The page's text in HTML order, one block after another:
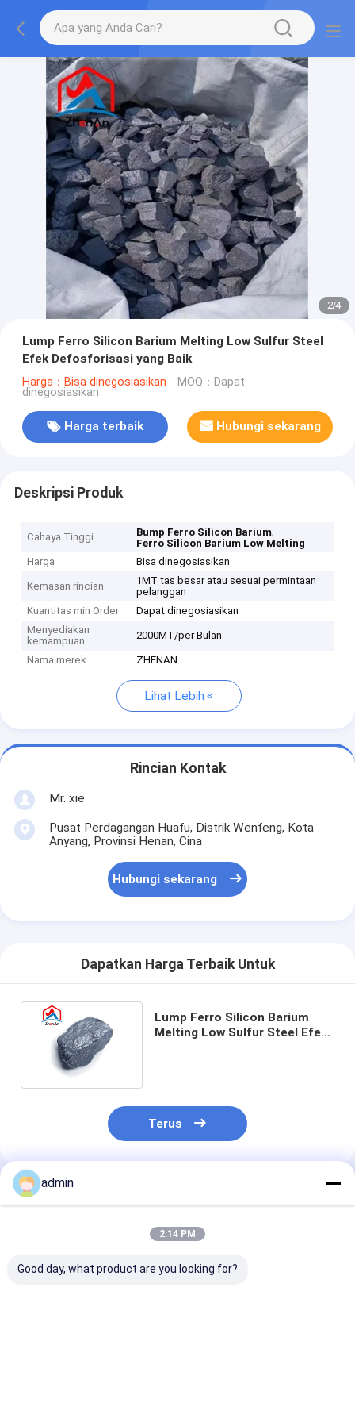
2/4
Lump Ferro Silicon Barium Melting Low Sulfur Steel
Efek Defosforisasi yang Baik
Harga：Bisa dinegosiasikan MOQ：Dapat
dinegosiasikan
Harga terbaik Hubungi sekarang
Deskripsi Produk
Cahaya Tinggi Bump Ferro Silicon Barium,
Ferro Silicon Barium Low Melting
Harga
Bisa dinegosiasikan
Kemasan rincian
1MT tas besar atau sesuai permintaan
pelanggan
Kuantitas min Order
Dapat dinegosiasikan
Menyediakan
kemampuan
2000MT/per Bulan
Nama merek ZHENAN
Lihat Lebih
Rincian Kontak
Mr. xie
Pusat Perdagangan Huafu, Distrik Wenfeng, Kota
Anyang, Provinsi Henan, Cina
Hubungi sekarang
Dapatkan Harga Terbaik Untuk
Lump Ferro Silicon Barium
Melting Low Sulfur Steel Efek
Terus
Rekomendasi Produk
admin
2:14 PM
Good day, what product are you looking for?